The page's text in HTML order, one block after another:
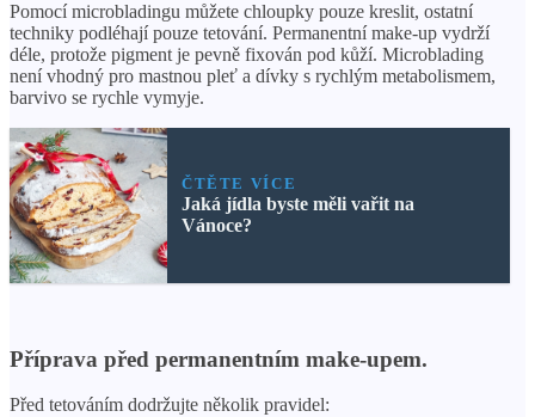
Pomocí microbladingu můžete chloupky pouze kreslit, ostatní
techniky podléhají pouze tetování. Permanentní make-up vydrží
déle, protože pigment je pevně fixován pod kůží. Microblading
není vhodný pro mastnou pleť a dívky s rychlým metabolismem,
barvivo se rychle vymyje.
ČTĚTE VÍCE
Jaká jídla byste měli vařit na
Vánoce?
Příprava před permanentním make-upem.
Před tetováním dodržujte několik pravidel: